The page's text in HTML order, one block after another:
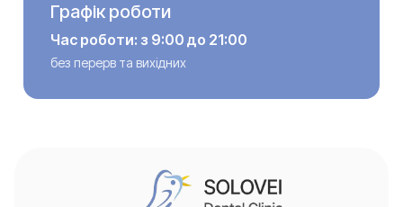
Графік роботи
Час роботи: з 9:00 до 21:00
без перерв та вихідних